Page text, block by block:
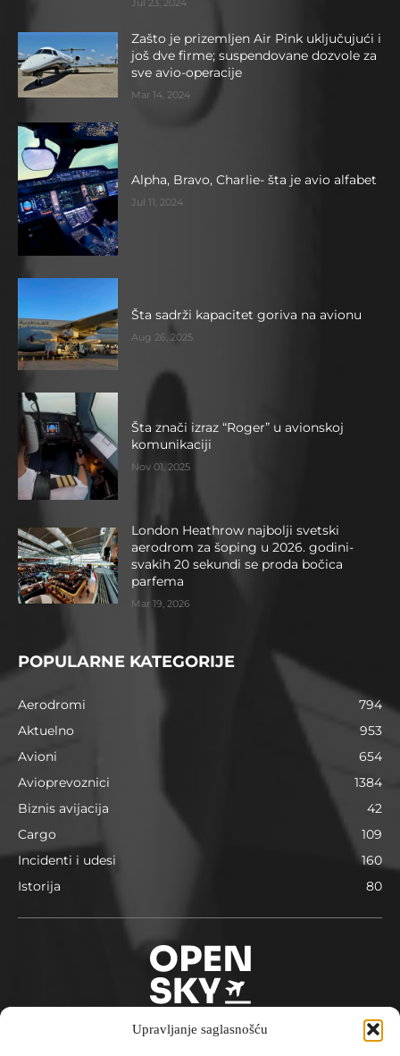
Upravljanje saglasnošću
Zašto je prizemljen Air Pink uključujući i
još dve firme; suspendovane dozvole za
sve avio-operacije
Mar 14, 2024
Alpha, Bravo, Charlie- šta je avio alfabet
Jul 11, 2024
Šta sadrži kapacitet goriva na avionu
Aug 26, 2025
Šta znači izraz “Roger” u avionskoj
komunikaciji
Nov 01, 2025
London Heathrow najbolji svetski
aerodrom za šoping u 2026. godini-
svakih 20 sekundi se proda bočica
parfema
Mar 19, 2026
POPULARNE KATEGORIJE
Aerodromi
794
Aktuelno
953
Avioni
654
Avioprevoznici
1384
Biznis avijacija
42
Cargo
109
Incidenti i udesi
160
Istorija
80